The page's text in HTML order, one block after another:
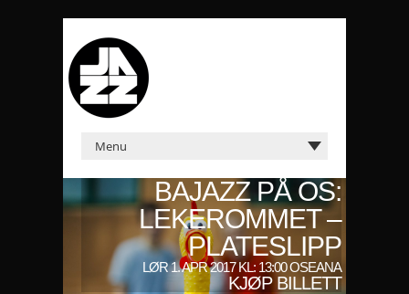
BAJAZZ PÅ OS:
LEKEROMMET –
PLATESLIPP
LØR 1. APR 2017 KL: 13:00 OSEANA
KJØP BILLETT